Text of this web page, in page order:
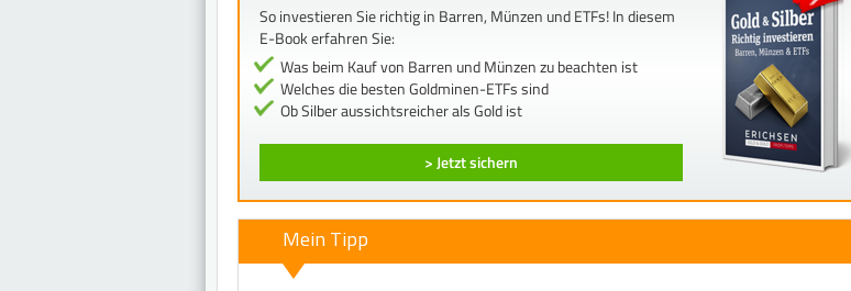
So investieren Sie richtig in Barren, Münzen und ETFs! In diesem
E-Book erfahren Sie:
Was beim Kauf von Barren und Münzen zu beachten ist
Welches die besten Goldminen-ETFs sind
Ob Silber aussichtsreicher als Gold ist
> Jetzt sichern
Mein Tipp